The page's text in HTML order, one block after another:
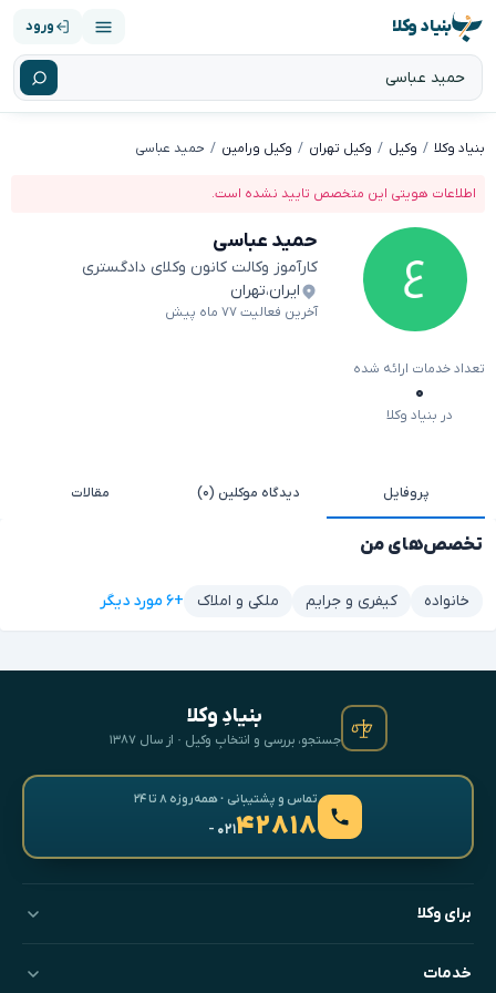
بنیاد وکلا ورود
بنیاد وکلا وکیل وکیل تهران وکیل ورامین حمید عباسی
اطلاعات هویتی این متخصص تایید نشده است.
حمید عباسی
کارآموز وکالت کانون وکلای دادگستری
ایران،تهران
آخرین فعالیت ۷۷ ماه پیش
تعداد خدمات ارائه شده
۰
در بنیاد وکلا
پروفایل دیدگاه موکلین (۰) مقالات
تخصص‌های من
خانواده کیفری و جرایم ملکی و املاک +۶ مورد دیگر
بنیادِ وکلا
جستجو، بررسی و انتخابِ وکیل · از سال ۱۳۸۷
تماس و پشتیبانی · همه‌روزه ۸ تا ۲۴
۴۲۸۱۸- ۰۲۱
برای وکلا
خدمات